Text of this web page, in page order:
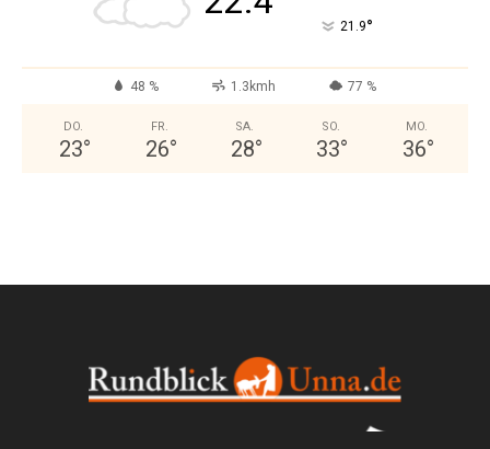
21.9°
48 % 1.3kmh 77 %
DO.
23°
FR.
26°
SA.
28°
SO.
33°
MO.
36°